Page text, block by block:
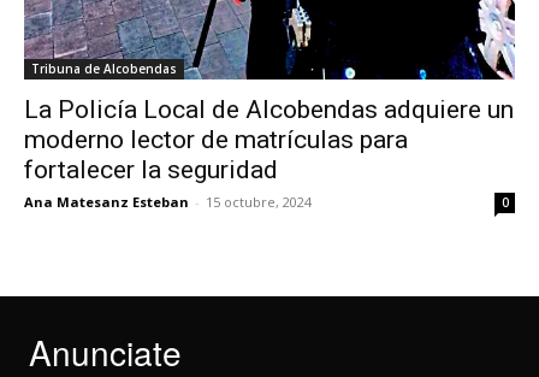
Tribuna de Alcobendas
La Policía Local de Alcobendas adquiere un
moderno lector de matrículas para
fortalecer la seguridad
Ana Matesanz Esteban - 15 octubre, 2024 0
Anunciate